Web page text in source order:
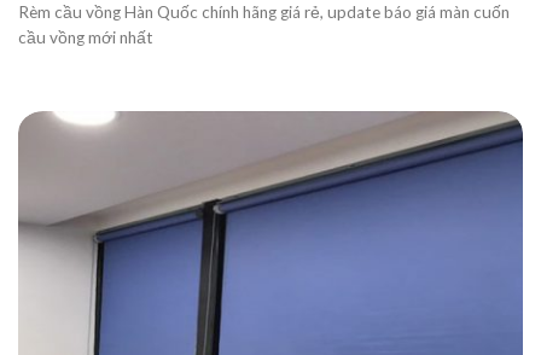
Rèm cầu vồng Hàn Quốc chính hãng giá rẻ, update báo giá màn cuốn
cầu vồng mới nhất